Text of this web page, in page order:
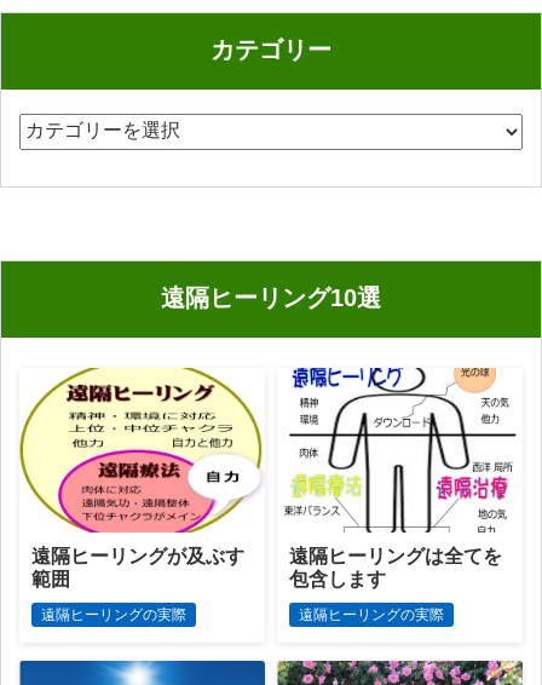
カテゴリー
カ
ー
遠隔ヒーリング10選
遠隔ヒーリングが及ぶす
範囲
遠隔ヒーリングの実際
遠隔ヒーリングは全てを
包含します
遠隔ヒーリングの実際